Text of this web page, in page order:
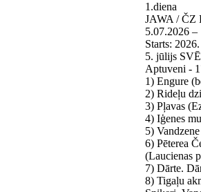
1.diena
JAWA / ČZ
5.07.2026 –
Starts:
5. jūlijs
Aptuveni -
1) Engure
2) Rideļu
3) Pļavas
4) Iģenes
5)
6) Pēterea
(Laucienas
7) Dārte.
8) Tigaļu